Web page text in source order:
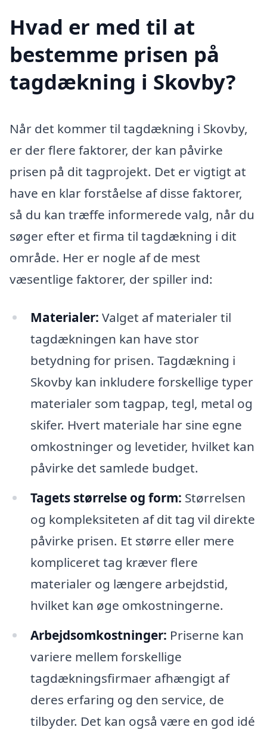
Hvad er med til at
bestemme prisen på
tagdækning i Skovby?
Når det kommer til tagdækning i Skovby,
er der flere faktorer, der kan påvirke
prisen på dit tagprojekt. Det er vigtigt at
have en klar forståelse af disse faktorer,
så du kan træffe informerede valg, når du
søger efter et firma til tagdækning i dit
område. Her er nogle af de mest
væsentlige faktorer, der spiller ind:
Materialer: Valget af materialer til
tagdækningen kan have stor
betydning for prisen. Tagdækning i
Skovby kan inkludere forskellige typer
materialer som tagpap, tegl, metal og
skifer. Hvert materiale har sine egne
omkostninger og levetider, hvilket kan
påvirke det samlede budget.
Tagets størrelse og form: Størrelsen
og kompleksiteten af dit tag vil direkte
påvirke prisen. Et større eller mere
kompliceret tag kræver flere
materialer og længere arbejdstid,
hvilket kan øge omkostningerne.
Arbejdsomkostninger: Priserne kan
variere mellem forskellige
tagdækningsfirmaer afhængigt af
deres erfaring og den service, de
tilbyder. Det kan også være en god idé